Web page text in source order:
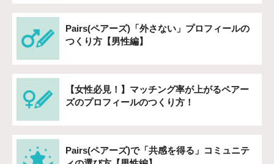
Pairs(ペアーズ)「外さない」プロフィールの
つくり方【男性編】
【女性必見！】マッチング率が上がるペアー
ズのプロフィールのつくり方！
Pairs(ペアーズ)で「共感を得る」コミュニテ